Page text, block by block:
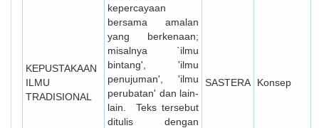
KEPUSTAKAAN
ILMU
TRADISIONAL
kepercayaan
bersama amalan
yang berkenaan;
misalnya `ilmu
bintang', 'ilmu
penujuman', 'ilmu
perubatan' dan lain-
lain. Teks tersebut
ditulis dengan
SASTERA Konsep